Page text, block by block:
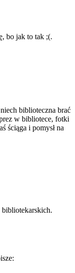
bo jak to tak ;(.
biblioteczna brać
w bibliotece, fotki
ściąga i pomysł na